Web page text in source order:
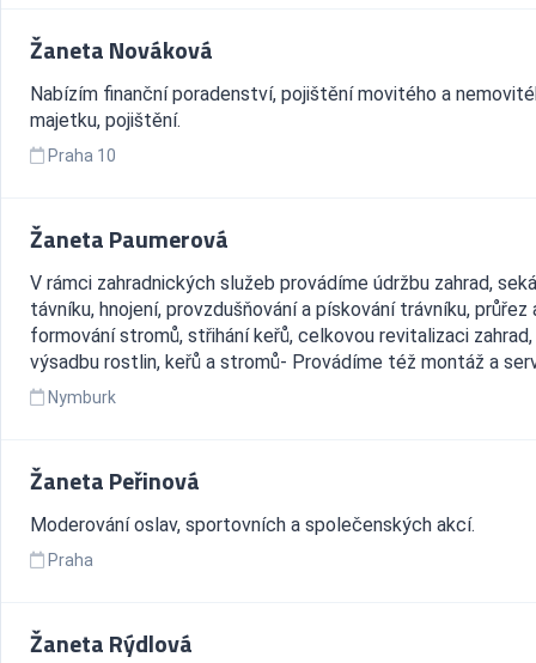
Žaneta Nováková
Nabízím finanční poradenství, pojištění movitého a
majetku, pojištění.
Praha 10
Žaneta Paumerová
V rámci zahradnických služeb provádíme údržbu zahrad,
távníku, hnojení, provzdušňování a pískování trávníku, průřez
formování stromů, střihání keřů, celkovou revitalizaci zahrad,
výsadbu rostlin, keřů a stromů- Provádíme též montáž a
Nymburk
Žaneta Peřinová
Moderování oslav, sportovních a společenských akcí.
Praha
Žaneta Rýdlová